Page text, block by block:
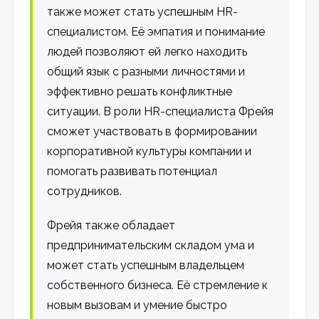
также может стать успешным HR-
специалистом. Её эмпатия и понимание
людей позволяют ей легко находить
общий язык с разными личностями и
эффективно решать конфликтные
ситуации. В роли HR-специалиста Фрейя
сможет участвовать в формировании
корпоративной культуры компании и
помогать развивать потенциал
сотрудников.
Фрейя также обладает
предпринимательским складом ума и
может стать успешным владельцем
собственного бизнеса. Её стремление к
новым вызовам и умение быстро